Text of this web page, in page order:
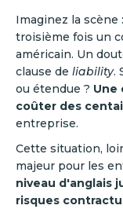
Imaginez la
troisième fois un
américain. Un
clause de liability.
ou étendue ? Une
coûter des
entreprise.
Cette situation,
majeur pour les
niveau d'anglais
risques